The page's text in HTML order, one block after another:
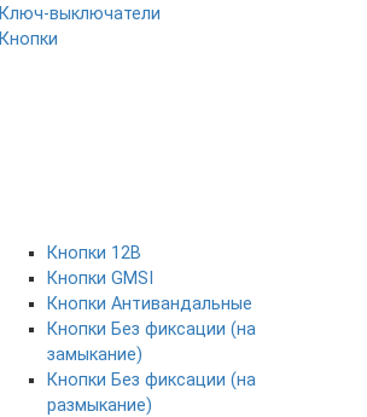
Ключ-выключатели
Кнопки
Кнопки 12В
Кнопки GMSI
Кнопки Антивандальные
Кнопки Без фиксации (на
замыкание)
Кнопки Без фиксации (на
размыкание)